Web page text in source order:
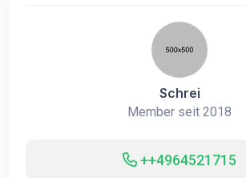
Schrei
Member seit 2018
++4964521715